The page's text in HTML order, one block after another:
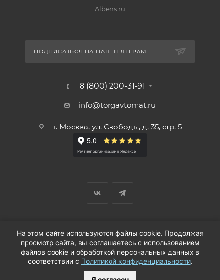
Albens.ru
ПОДПИСАТЬСЯ НА НАШ ТЕЛЕГРАМ
8 (800) 200-31-91
info@torgavtomat.ru
г. Москва, ул. Свободы, д. 35, стр. 5
© ООО «Вендорс», 1999-2026 г.
На этом сайте используются файлы cookie. Продолжая
просмотр сайта, вы соглашаетесь с использованием
файлов cookie и обработкой персональных данных в
соответствии с Политикой конфиденциальности.